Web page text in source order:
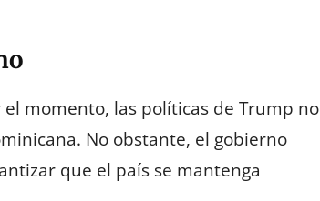
momento, las políticas de Trump no
No obstante, el gobierno
que el país se mantenga